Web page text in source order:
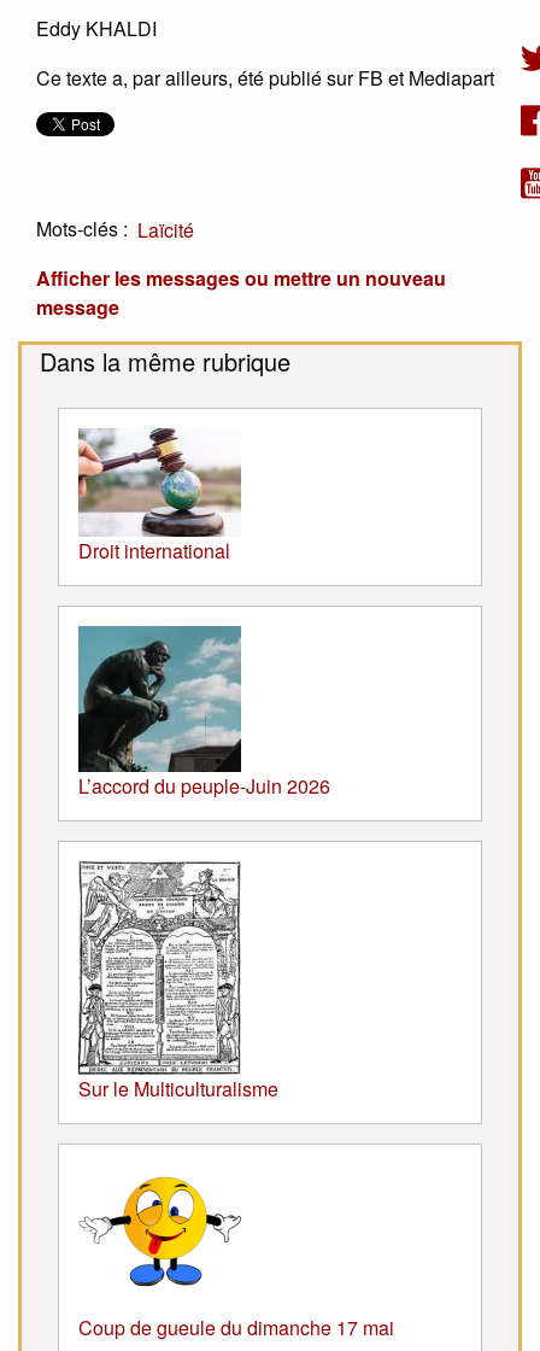
Eddy KHALDI
Ce texte a, par ailleurs, été publié sur FB et Mediapart
Mots-clés : Laïcité
Afficher les messages ou mettre un nouveau
message
Dans la même rubrique
Droit international
L’accord du peuple-Juin 2026
Sur le Multiculturalisme
Coup de gueule du dimanche 17 mai